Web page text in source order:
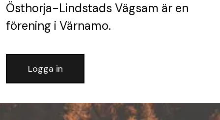
Östhorja-Lindstads Vägsam är en
förening i Värnamo.
Logga in